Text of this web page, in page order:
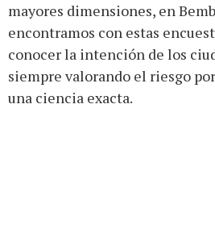
mayores dimensiones, en
encontramos con estas
conocer la intención de los
siempre valorando el riesgo
una ciencia exacta.